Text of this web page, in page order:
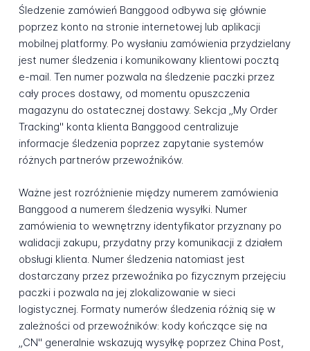
Śledzenie zamówień Banggood odbywa się głównie
poprzez konto na stronie internetowej lub aplikacji
mobilnej platformy. Po wysłaniu zamówienia przydzielany
jest numer śledzenia i komunikowany klientowi pocztą
e-mail. Ten numer pozwala na śledzenie paczki przez
cały proces dostawy, od momentu opuszczenia
magazynu do ostatecznej dostawy. Sekcja „My Order
Tracking" konta klienta Banggood centralizuje
informacje śledzenia poprzez zapytanie systemów
różnych partnerów przewoźników.
Ważne jest rozróżnienie między numerem zamówienia
Banggood a numerem śledzenia wysyłki. Numer
zamówienia to wewnętrzny identyfikator przyznany po
walidacji zakupu, przydatny przy komunikacji z działem
obsługi klienta. Numer śledzenia natomiast jest
dostarczany przez przewoźnika po fizycznym przejęciu
paczki i pozwala na jej zlokalizowanie w sieci
logistycznej. Formaty numerów śledzenia różnią się w
zależności od przewoźników: kody kończące się na
„CN" generalnie wskazują wysyłkę poprzez China Post,